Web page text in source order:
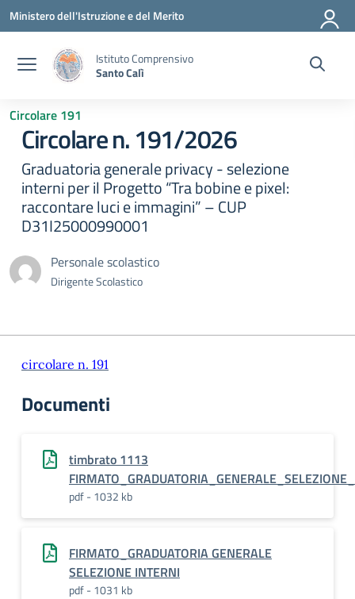
Vai ai contenuti
Vai al menu di navigazione
Vai al footer
Ministero dell'Istruzione e del Merito
Istituto Comprensivo
Santo Calì
Circolare 191
Circolare n. 191/2026
Graduatoria generale privacy - selezione
interni per il Progetto “Tra bobine e pixel:
raccontare luci e immagini” – CUP
D31I25000990001
Personale scolastico
Dirigente Scolastico
circolare n. 191
Documenti
timbrato 1113
pdf - 1032 kb
FIRMATO_GRADUATORIA GENERALE
SELEZIONE INTERNI
pdf - 1031 kb